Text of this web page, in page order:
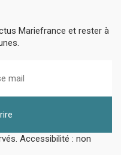
Mariefrance et rester à
Accessibilité : non